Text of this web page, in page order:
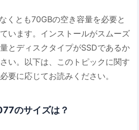
くとも70GBの空き容量を必要と
います。インストールがスムーズ
とディスクタイプがSSDであるか
い。以下は、このトピックに関す
要に応じてお読みください。
のサイズは？